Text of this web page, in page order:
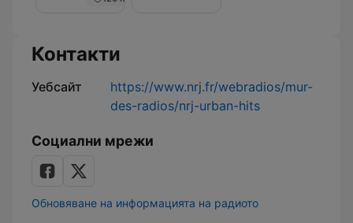
NRJ
Контакти
Уебсайт
https://www.nrj.fr/webradios/mur-
des-radios/nrj-urban-hits
Социални мрежи
Обновяване на информацията на радиото